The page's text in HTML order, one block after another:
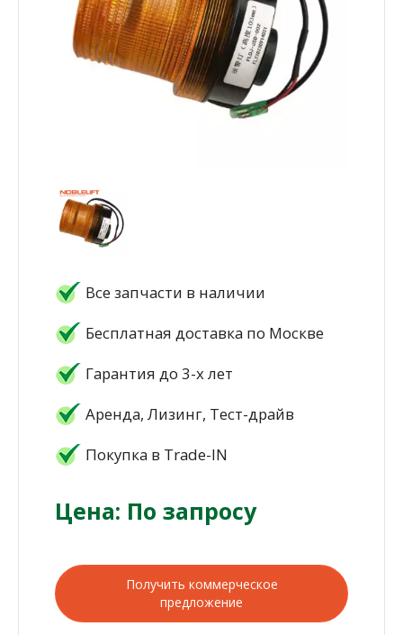
Все запчасти в наличии
Бесплатная доставка по Москве
Гарантия до 3-х лет
Аренда, Лизинг, Тест-драйв
Покупка в Trade-IN
Цена: По запросу
Получить коммерческое
предложение